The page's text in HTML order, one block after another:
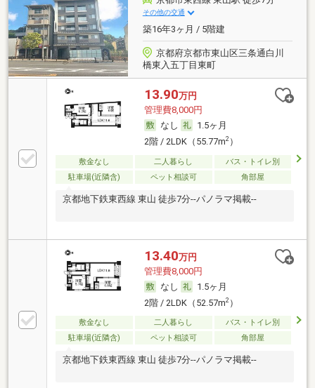
その他の交通
築16年3ヶ月 / 5階建
京都府京都市東山区三条通白川
橋東入五丁目東町
13.90万円
管理費8,000円
なし
1.5ヶ月
2階 / 2LDK（55.77m2）
敷金なし 二人暮らし
バス・トイレ別
駐車場(近隣含)
ペット相談可 角部屋
京都地下鉄東西線 東山 徒歩7分--パノラマ掲載--
13.40万円
管理費8,000円
なし
1.5ヶ月
2階 / 2LDK（52.57m2）
敷金なし 二人暮らし
バス・トイレ別
駐車場(近隣含)
ペット相談可 角部屋
京都地下鉄東西線 東山 徒歩7分--パノラマ掲載--